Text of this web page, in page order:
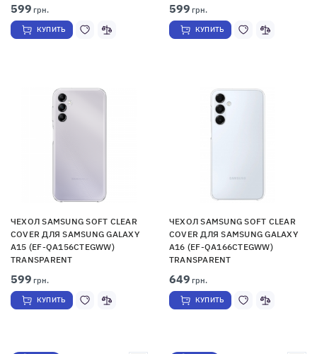
599 грн.
КУПИТЬ
599 грн.
КУПИТЬ
ЧЕХОЛ SAMSUNG SOFT CLEAR
COVER ДЛЯ SAMSUNG GALAXY
A15 (EF-QA156CTEGWW)
TRANSPARENT
599 грн.
КУПИТЬ
ЧЕХОЛ SAMSUNG SOFT CLEAR
COVER ДЛЯ SAMSUNG GALAXY
A16 (EF-QA166CTEGWW)
TRANSPARENT
649 грн.
КУПИТЬ